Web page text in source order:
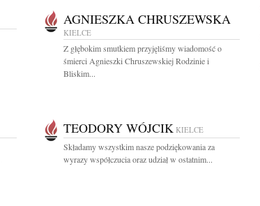
AGNIESZKA CHRUSZEWSKA
KIELCE
Z głębokim smutkiem przyjęliśmy wiadomość o
śmierci Agnieszki Chruszewskiej Rodzinie i
Bliskim...
TEODORY WÓJCIK KIELCE
Składamy wszystkim nasze podziękowania za
wyrazy współczucia oraz udział w ostatnim...